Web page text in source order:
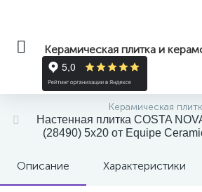
Керамическая плитка и
Керамическая
Настенная плитка COSTA
(28490) 5x20 от Equipe
Описание Характеристики